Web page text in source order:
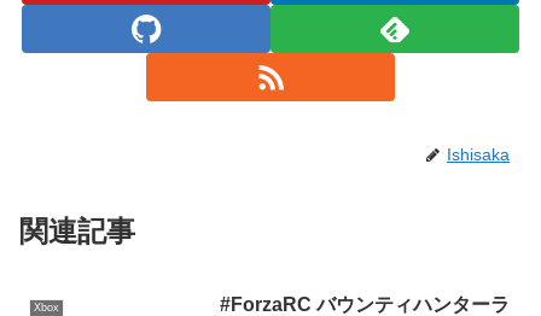
Ishisaka
関連記事
Xbox
#ForzaRC バウンティハンターラ